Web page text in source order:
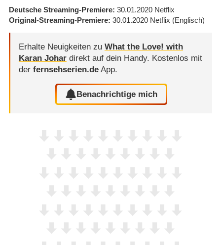
Deutsche Streaming-Premiere 30.01.2020 Netflix
Original-Streaming-Premiere 30.01.2020 Netflix (Englisch)
Erhalte Neuigkeiten zu What the Love! with
Karan Johardirekt auf dein Handy. Kostenlos mit
der fernsehserien.deApp.
Benachrichtige mich